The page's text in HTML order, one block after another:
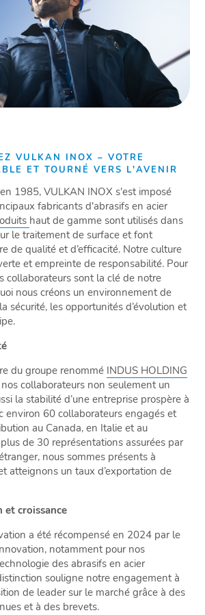
VULKAN INOX – VOTRE
ET TOURNÉ VERS L'AVENIR
1985, VULKAN INOX s'est imposé
fabricants d'abrasifs en acier
haut de gamme sont utilisés dans
le traitement de surface et font
de qualité et d’efficacité. Notre culture
et empreinte de responsabilité. Pour
collaborateurs sont la clé de notre
nous créons un environnement de
sécurité, les opportunités d’évolution et
du groupe renommé INDUS HOLDING
collaborateurs non seulement un
la stabilité d’une entreprise prospère à
environ 60 collaborateurs engagés et
au Canada, en Italie et au
de 30 représentations assurées par
nous sommes présents à
atteignons un taux d’exportation de
et croissance
a été récompensé en 2024 par le
notamment pour nos
des abrasifs en acier
souligne notre engagement à
de leader sur le marché grâce à des
et à des brevets.